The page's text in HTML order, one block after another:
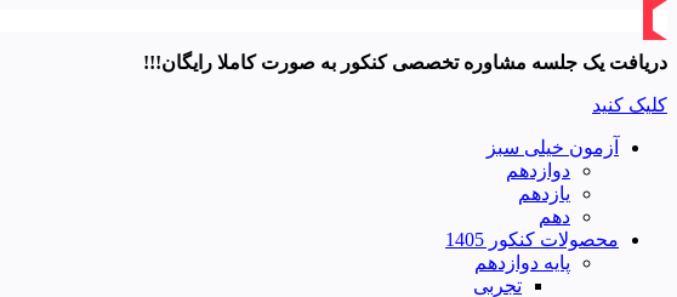
دریافت یک جلسه مشاوره تخصصی کنکور به صورت کاملا رایگان!!!
کلیک کنید
آزمون خیلی سبز
دوازدهم
یازدهم
دهم
محصولات کنکور 1405
پایه دوازدهم
تجربی